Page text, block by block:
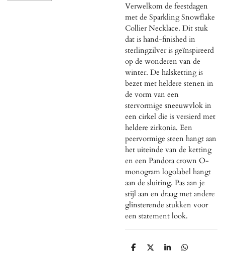
Verwelkom de feestdagen
met de Sparkling Snowflake
Collier Necklace. Dit stuk
dat is hand-finished in
sterlingzilver is geïnspireerd
op de wonderen van de
winter. De halsketting is
bezet met heldere stenen in
de vorm van een
stervormige sneeuwvlok in
een cirkel die is versierd met
heldere zirkonia. Een
peervormige steen hangt aan
het uiteinde van de ketting
en een Pandora crown O-
monogram logolabel hangt
aan de sluiting. Pas aan je
stijl aan en draag met andere
glinsterende stukken voor
een statement look.
D
D
S
D